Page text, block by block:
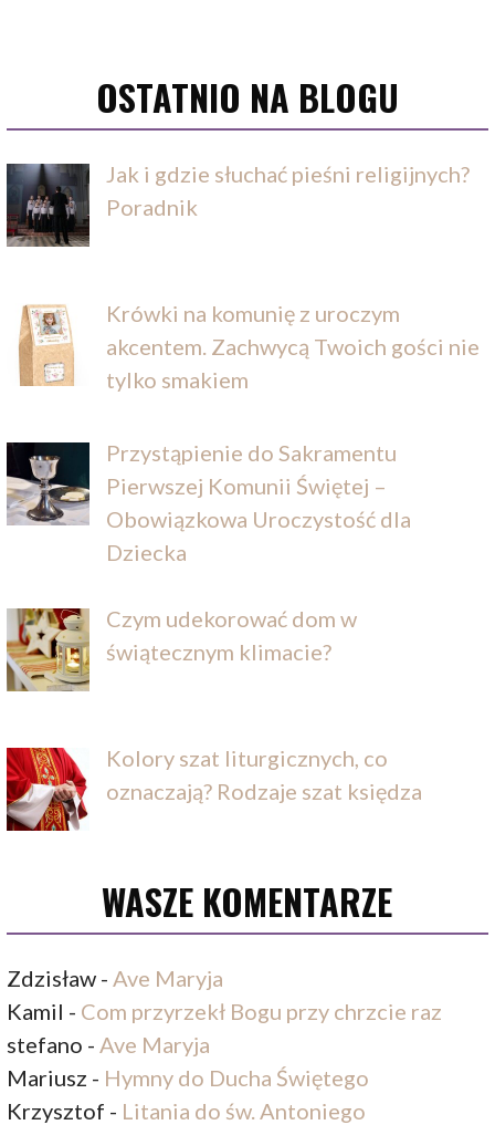
OSTATNIO NA BLOGU
Jak i gdzie słuchać pieśni religijnych?
Poradnik
Krówki na komunię z uroczym
akcentem. Zachwycą Twoich gości nie
tylko smakiem
Przystąpienie do Sakramentu
Pierwszej Komunii Świętej –
Obowiązkowa Uroczystość dla
Dziecka
Czym udekorować dom w
świątecznym klimacie?
Kolory szat liturgicznych, co
oznaczają? Rodzaje szat księdza
WASZE KOMENTARZE
Zdzisław -Ave Maryja
Kamil - Com przyrzekł Bogu przy chrzcie raz
stefano -Ave Maryja
Mariusz - Hymny do Ducha Świętego
Krzysztof - Litania do św. Antoniego